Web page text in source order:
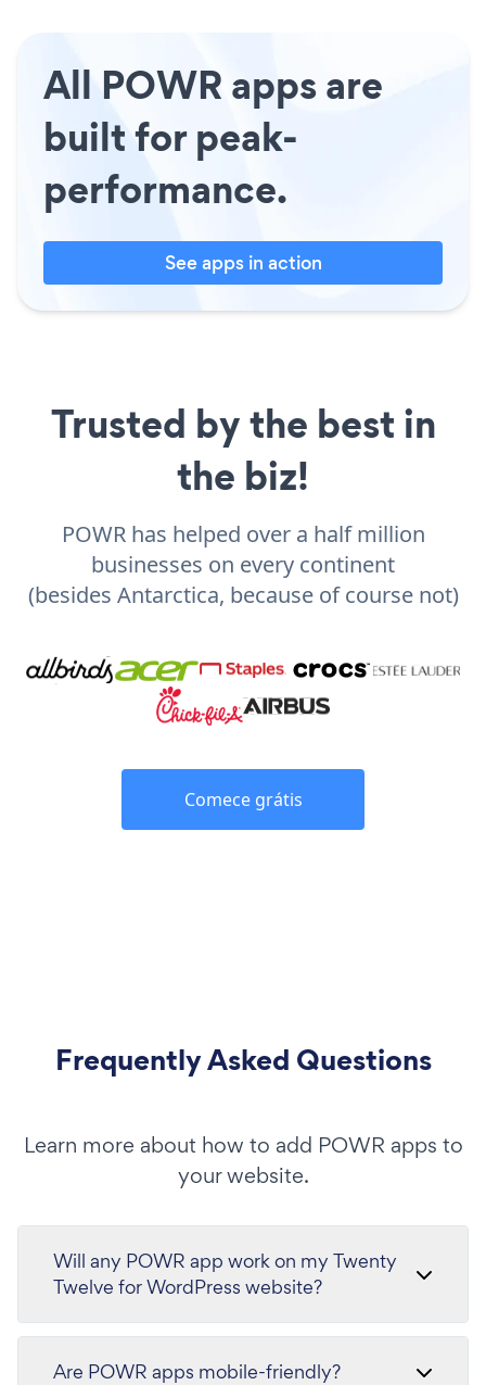
All POWR apps are
built for peak-
performance.
See apps in action
Trusted by the best in
the biz!
POWR has helped over a half million
businesses on every continent
(besides Antarctica, because of course not)
Comece grátis
Frequently Asked Questions
Learn more about how to add POWR apps to
your website.
Will any POWR app work on my Twenty
Twelve for WordPress website?
Are POWR apps mobile-friendly?